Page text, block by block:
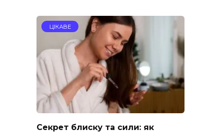
ЦІКАВЕ
Секрет блиску та сили: як